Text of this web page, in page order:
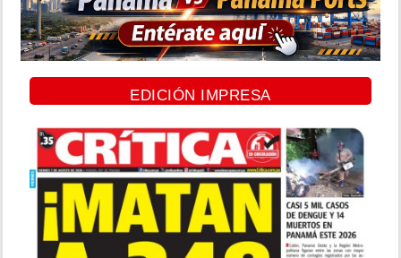
EDICIÓN IMPRESA